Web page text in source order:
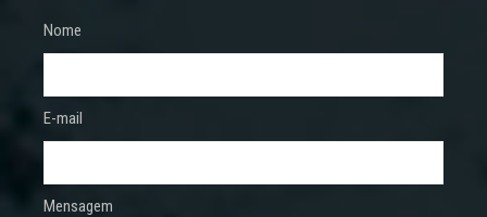
Nome
E-mail
Mensagem